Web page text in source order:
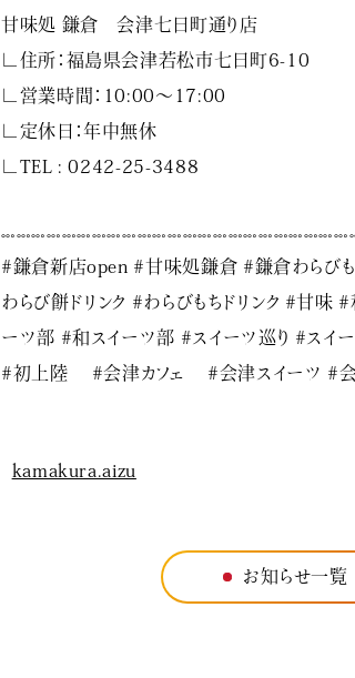
甘味処 鎌倉 会津七日町通り店
∟住所：福島県会津若松市七日町6-10
∟営業時間：10:00〜17:00
∟定休日：年中無休
∟TEL : 0242-25-3488
#鎌倉新店open #甘味処鎌倉 #鎌倉わらびも
わらび餅ドリンク #わらびもちドリンク #甘味
ーツ部 #和スイーツ部 #スイーツ巡り #スイ
#初上陸 #会津カフェ #会津スイーツ #会
kamakura.aizu
お知らせ一覧